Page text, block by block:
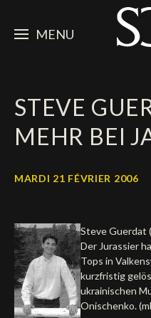
MENU
Portrait
Palmarès
Ambassadeur
ACTUALITÉ
News
Dossiers
Prochains concours
Résultats
Galeries photos
Vidéos
Contacts médias
CHEVAUX
Mes chevaux de concours
Etalon reproducteur
SPONSORS
Sponsors officiels
Partenaires officiels
Autographes
Social Newsroom
SHOP
Français
English
STEVE
MEHR BEI
MARDI 21 FÉVRIER 2006
Steve Guerdat
Der Jurassier
Tops in
kurzfristig
ukrainischen
Onischenko.